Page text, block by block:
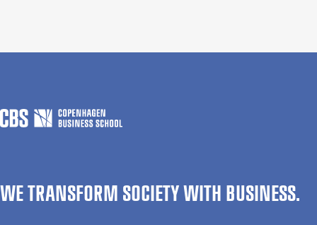
WE TRANSFORM SOCIETY WITH BUSINESS.